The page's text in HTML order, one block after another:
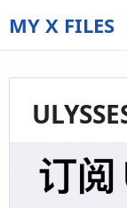
MY X FILES
The
truth